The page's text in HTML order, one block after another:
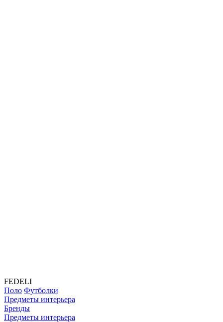
FEDELI
Поло Футболки
Предметы интерьера
Бренды
Предметы интерьера